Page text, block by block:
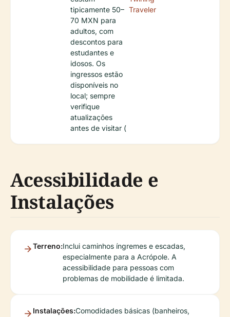
tipicamente 50–
70 MXN para
adultos, com
descontos para
estudantes e
idosos. Os
ingressos estão
disponíveis no
local; sempre
verifique
atualizações
antes de visitar (
Traveler
Acessibilidade e
Instalações
Terreno:Inclui caminhos íngremes e escadas,
especialmente para a Acrópole. A
acessibilidade para pessoas com
problemas de mobilidade é limitada.
Instalações:Comodidades básicas (banheiros,